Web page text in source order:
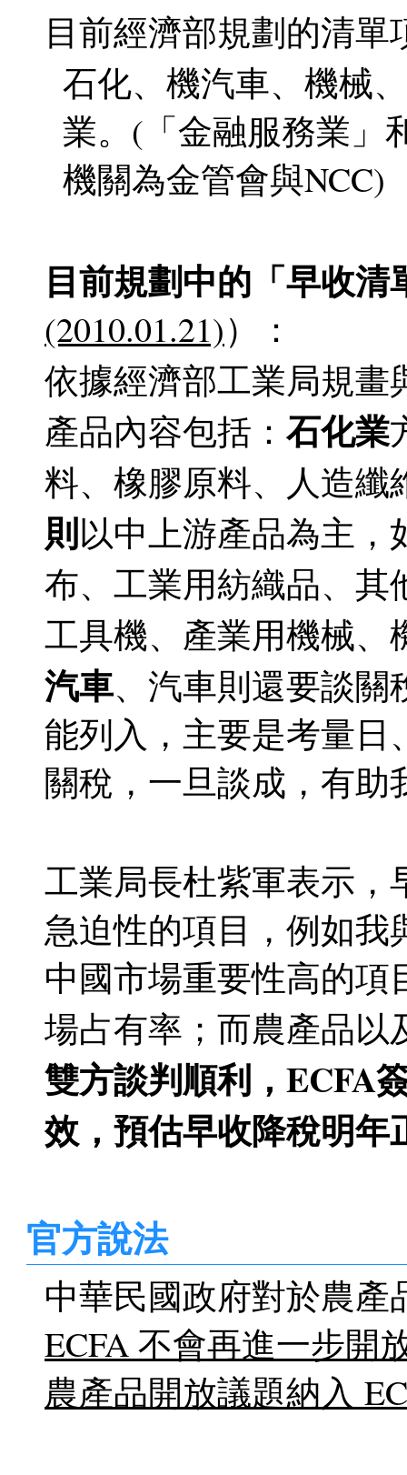
目前經濟部規劃的清單
石化、機汽車、機械
業。(「金融服務業」
機關為金管會與NCC)
目前規劃中的「早收清
(2010.01.21)）：
依據經濟部工業局規畫
產品內容包括： 石化業
料、橡膠原料、人造纖
則以中上游產品為主
布、工業用紡織品、其
工具機、產業用機械、
汽車、汽車則還要談
能列入，主要是考量
關稅，一旦談成，有
工業局長杜紫軍表示，
急迫性的項目，例如
中國市場重要性高的
場占有率；而農產品以
雙方談判順利，ECFA
效，預估早收降稅明年
官方說法
中華民國政府對於農產
ECFA 不會再進一步開
農產品開放議題納入